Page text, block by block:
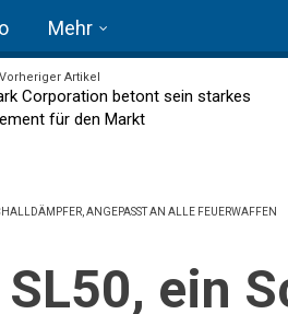
Mehr
Vorheriger Artikel
Corporation betont sein starkes
für den Markt
ANGEPASST AN ALLE FEUERWAFFEN